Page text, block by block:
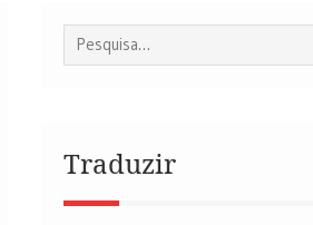
Procurar
por:
Traduzir